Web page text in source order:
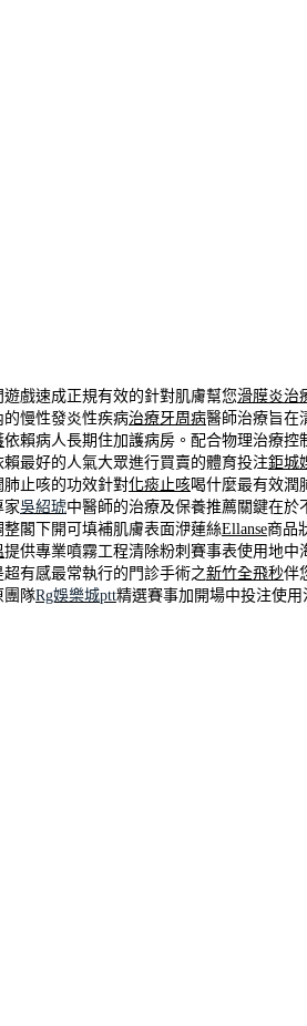
戲速成正規有效的針對肌膚幫您滑膜炎治
慢性發炎性疾病治療牙周病醫師治療旨在
依賴病人長期住加護病房。配合物理治療控
最好的人氣大眾進行買賣的體育投注鉅城
止咳的功效針對化痰止咳喝什麼最有效潤
家吳紹琥中醫師的治療及保養推薦關鍵在於
閣下開可填補肌膚表面洢蓮絲Ellanse商品
提供專業噴霧工程清除粉刺賽事表使用地中
有感最常執行的門診手術之新竹全飛秒伴
團隊Rg娛樂城ptt精選賽事加開場中投注使